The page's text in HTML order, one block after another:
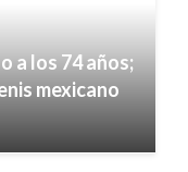
a los 74 años;
mexicano